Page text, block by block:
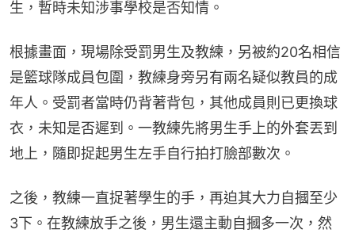
生，暫時未知涉事學校是否知情。
根據畫面，現場除受罰男生及教練，另被約20名相信
是籃球隊成員包圍，教練身旁另有兩名疑似教員的成
年人。受罰者當時仍背著背包，其他成員則已更換球
衣，未知是否遲到。一教練先將男生手上的外套丟到
地上，隨即捉起男生左手自行拍打臉部數次。
之後，教練一直捉著學生的手，再迫其大力自摑至少
3下。在教練放手之後，男生還主動自摑多一次，然